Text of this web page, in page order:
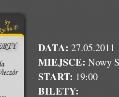
DATA: 27.05.2011
MIEJSCE: Nowy
START: 19:00
BILETY: